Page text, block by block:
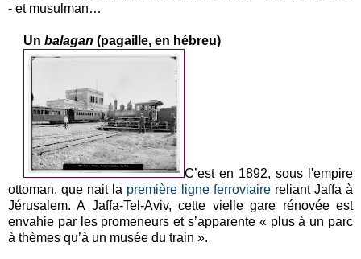
- et musulman…
Un balagan (pagaille, en hébreu)
C’est en 1892, sous l'empire
ottoman, que nait la première ligne ferroviaire reliant Jaffa à
Jérusalem. A Jaffa-Tel-Aviv, cette vielle gare rénovée est
envahie par les promeneurs et s’apparente « plus à un parc
à thèmes qu’à un musée du train ».